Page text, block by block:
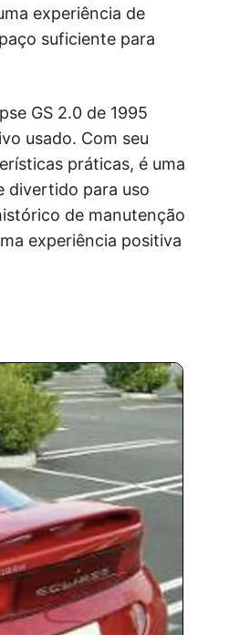
experiência de
suficiente para
GS 2.0 de 1995
usado. Com seu
práticas, é uma
divertido para uso
de manutenção
experiência positiva